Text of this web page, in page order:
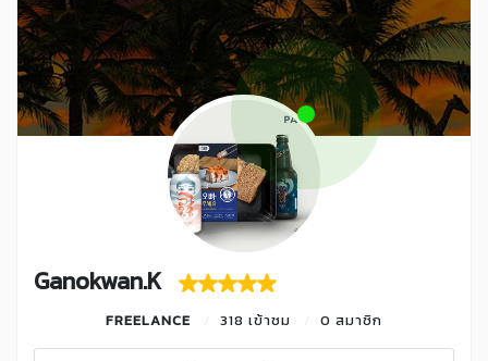
Ganokwan.K
FREELANCE 318 เข้าชม 0 สมาชิก